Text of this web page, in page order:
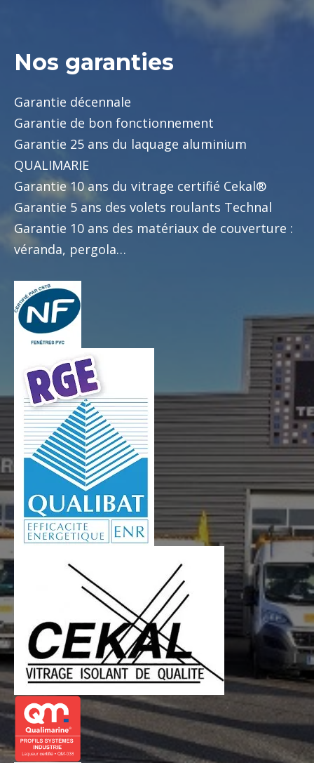
Nos garanties
Garantie décennale
Garantie de bon fonctionnement
Garantie 25 ans du laquage aluminium
QUALIMARIE
Garantie 10 ans du vitrage certifié Cekal®
Garantie 5 ans des volets roulants Technal
Garantie 10 ans des matériaux de couverture :
véranda, pergola…